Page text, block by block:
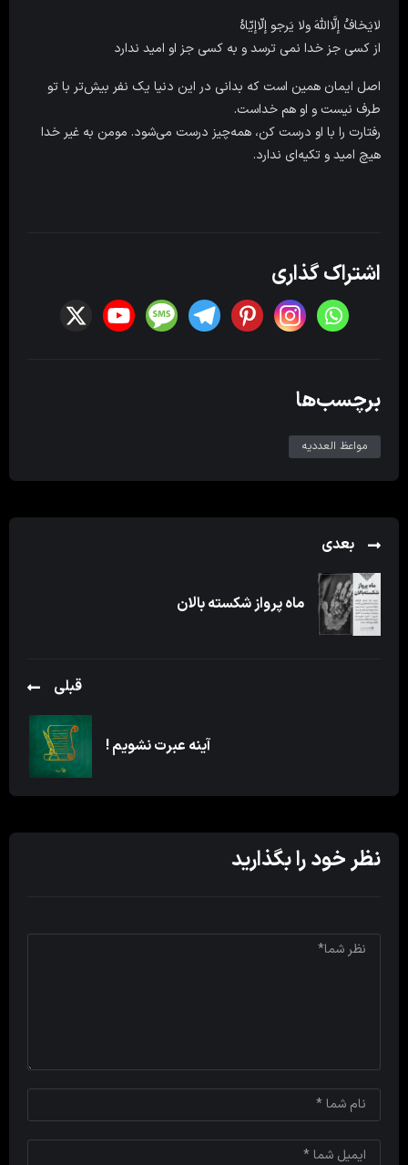
لایَخافُ إلَّااللّهَ ولا یَرجو إلّاإیّاهُ
از کسى جز خدا نمى ترسد و به کسى جز او امید ندارد
اصل ایمان همین است که بدانی در این دنیا یک نفر بیش‌تر با تو
طرف نیست و او هم خداست.
رفتارت را با او درست کن، همه‌چیز درست می‌شود. مومن به غیر خدا
هیچ امید و تکیه‌ای ندارد.
اشتراک گذاری
برچسب‌ها
مواعظ العددیه
بعدی
ماه پرواز شکسته بالان
قبلی
آینه عبرت نشویم !
نظر خود را بگذارید